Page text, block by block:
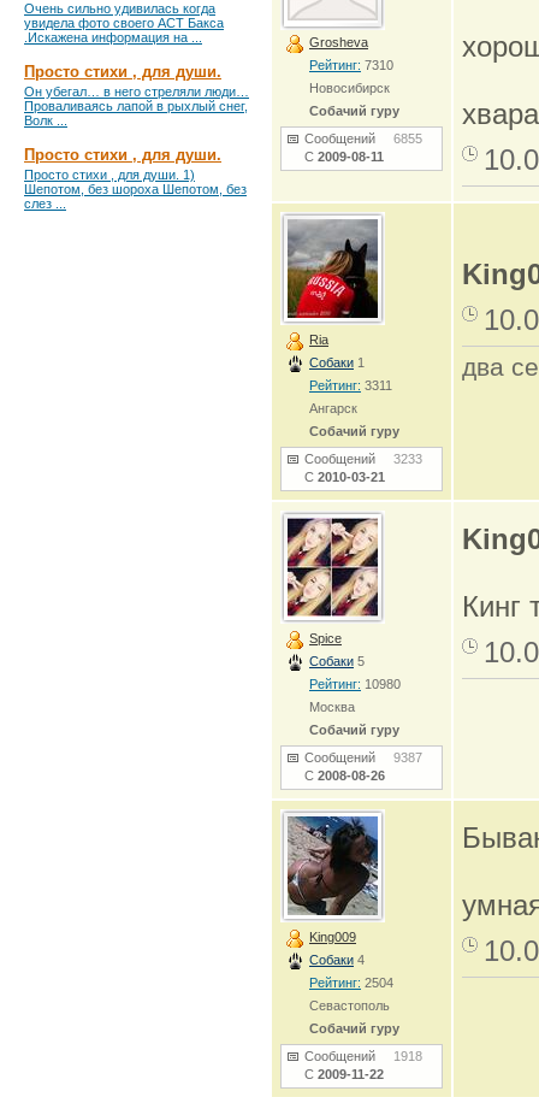
Очень сильно удивилась когда
увидела фото своего АСТ Бакса
.Искажена информация на ...
Просто стихи , для души.
Он убегал… в него стреляли люди…
Проваливаясь лапой в рыхлый снег,
Волк ...
Просто стихи , для души.
Просто стихи , для души. 1)
Шепотом, без шороха Шепотом, без
слез ...
Grosheva
Рейтинг: 7310
Новосибирск
Собачий гуру
Сообщений 6855
С 2009-08-11
Ria
Собаки 1
Рейтинг: 3311
Ангарск
Собачий гуру
Сообщений 3233
С 2010-03-21
два
Spice
Собаки 5
Рейтинг: 10980
Москва
Собачий гуру
Сообщений 9387
С 2008-08-26
Кинг
King009
Собаки 4
Рейтинг: 2504
Севастополь
Собачий гуру
Сообщений 1918
С 2009-11-22